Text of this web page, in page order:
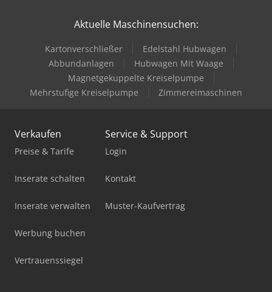
Aktuelle Maschinensuchen:
Kartonverschließer
Edelstahl Hubwagen
Abbundanlagen
Hubwagen Mit Waage
Magnetgekuppelte Kreiselpumpe
Mehrstufige Kreiselpumpe
Zimmereimaschinen
Verkaufen
Preise & Tarife
Inserate schalten
Inserate verwalten
Werbung buchen
Vertrauenssiegel
Service & Support
Login
Kontakt
Muster-Kaufvertrag